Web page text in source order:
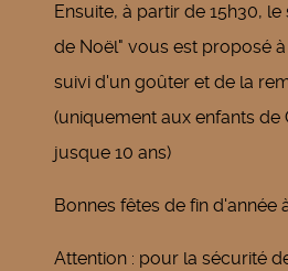
Ensuite, à partir de 15h30,
de Noël" vous est proposé
suivi d'un goûter et de la
(uniquement aux enfants de
jusque 10 ans)
Bonnes fêtes de fin d'année
Attention : pour la sécurité